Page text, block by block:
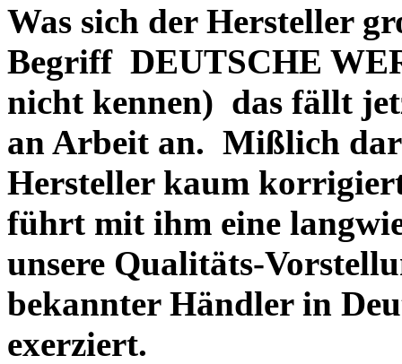
Was sich der Hersteller
Begriff DEUTSCHE
nicht kennen) das fällt
an Arbeit an. Mißlich
Hersteller kaum
führt mit ihm eine
unsere Qualitäts-
bekannter Händler in
exerziert.